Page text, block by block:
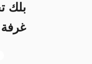
بلك
غرفة